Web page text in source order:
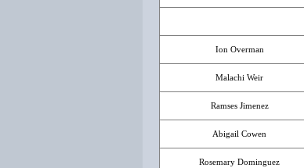
Ion Overman
Malachi Weir
Ramses Jimenez
Abigail Cowen
Rosemary Dominguez